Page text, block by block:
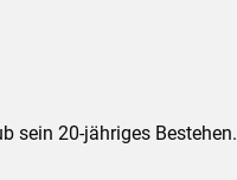
sein 20-jähriges Bestehen.